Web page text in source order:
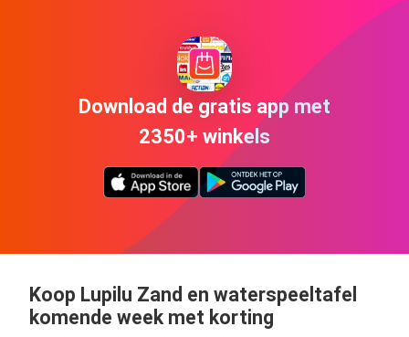
Download de gratis app met
2350+ winkels
Koop Lupilu Zand en waterspeeltafel
komende week met korting